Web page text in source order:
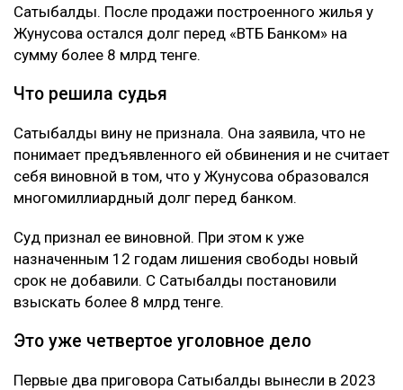
Сатыбалды. После продажи построенного жилья у
Жунусова остался долг перед «ВТБ Банком» на
сумму более 8 млрд тенге.
Что решила судья
Сатыбалды вину не признала. Она заявила, что не
понимает предъявленного ей обвинения и не считает
себя виновной в том, что у Жунусова образовался
многомиллиардный долг перед банком.
Суд признал ее виновной. При этом к уже
назначенным 12 годам лишения свободы новый
срок не добавили. С Сатыбалды постановили
взыскать более 8 млрд тенге.
Это уже четвертое уголовное дело
Первые два приговора Сатыбалды вынесли в 2023